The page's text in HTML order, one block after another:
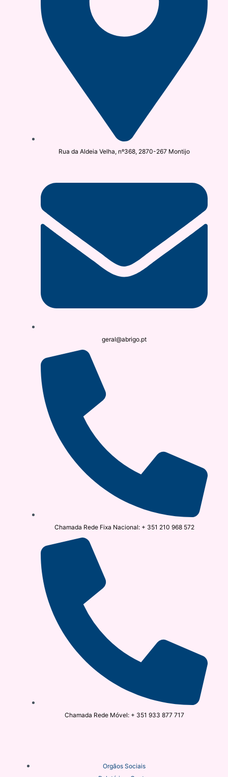
Rua da Aldeia Velha, nº368, 2870-267 Montijo
geral@abrigo.pt
Chamada Rede Fixa Nacional: + 351 210 968 572
Chamada Rede Móvel: + 351 933 877 717
Orgãos Sociais